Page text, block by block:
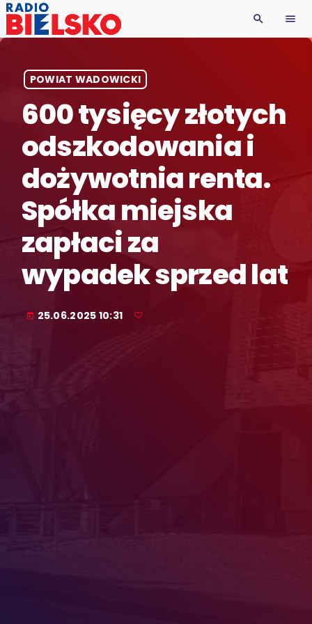
search menu
POWIAT WADOWICKI
600 tysięcy złotych
odszkodowania i
dożywotnia renta.
Spółka miejska
zapłaci za
wypadek sprzed lat
today 25.06.2025 10:31